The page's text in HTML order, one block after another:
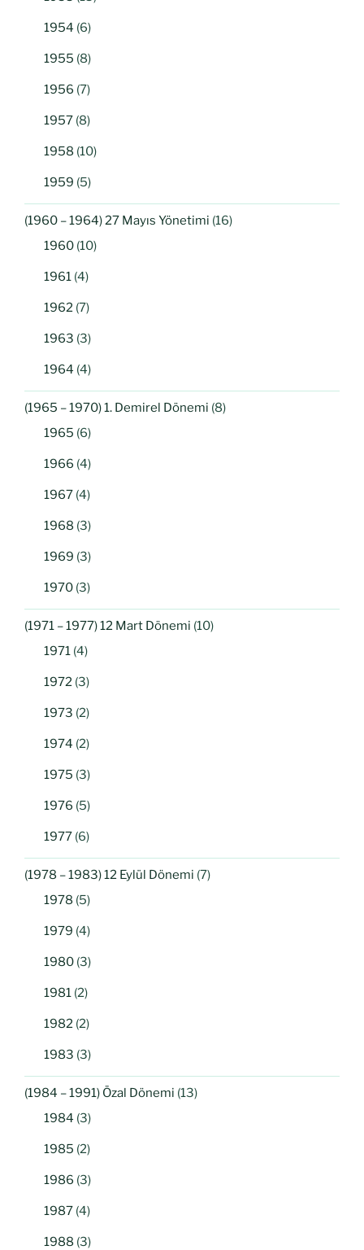
1954 (6)
1955 (8)
1956 (7)
1957 (8)
1958 (10)
1959 (5)
(1960 – 1964) 27 Mayıs Yönetimi (16)
1960 (10)
1961 (4)
1962 (7)
1963 (3)
1964 (4)
(1965 – 1970) 1. Demirel Dönemi (8)
1965 (6)
1966 (4)
1967 (4)
1968 (3)
1969 (3)
1970 (3)
(1971 – 1977) 12 Mart Dönemi (10)
1971 (4)
1972 (3)
1973 (2)
1974 (2)
1975 (3)
1976 (5)
1977 (6)
(1978 – 1983) 12 Eylül Dönemi (7)
1978 (5)
1979 (4)
1980 (3)
1981 (2)
1982 (2)
1983 (3)
(1984 – 1991) Özal Dönemi (13)
1984 (3)
1985 (2)
1986 (3)
1987 (4)
1988 (3)